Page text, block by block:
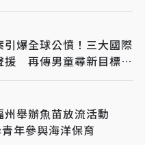
引爆全球公憤！三大國際
援 再傳男童尋新目標下
州舉辦魚苗放流活動
年參與海洋保育